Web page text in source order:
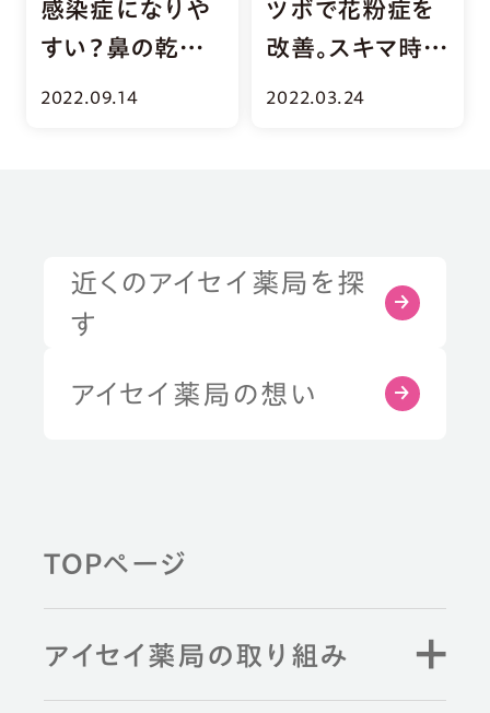
2022.09.14
感染症になりや
すい？鼻の乾燥
「ドライノーズ」
2022.03.24
ツボで花粉症を
改善。スキマ時間
におすすめのツ
症状・お悩みから探す
部位から探す
近くのアイセイ薬局を探
す
アイセイ薬局の想い
TOPページ
アイセイ薬局の取り組み